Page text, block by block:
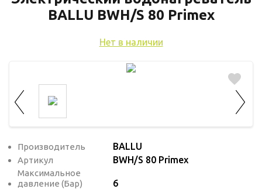
BALLU BWH/S 80 Primex
Нет в наличии
Производитель BALLU
Артикул BWH/S 80 Primex
Максимальное
давление (Бар)
6
пользователей на сайте. Эти файлы cookie
чтобы увеличить его производительность
и сделать функционал сайта максимально
Рекламные файлы cookie используются
для целей маркетинга и улучшения
помогают обеспечить максимально
высокую точность и ценность содержания
маркетинговых и рекламных материалов